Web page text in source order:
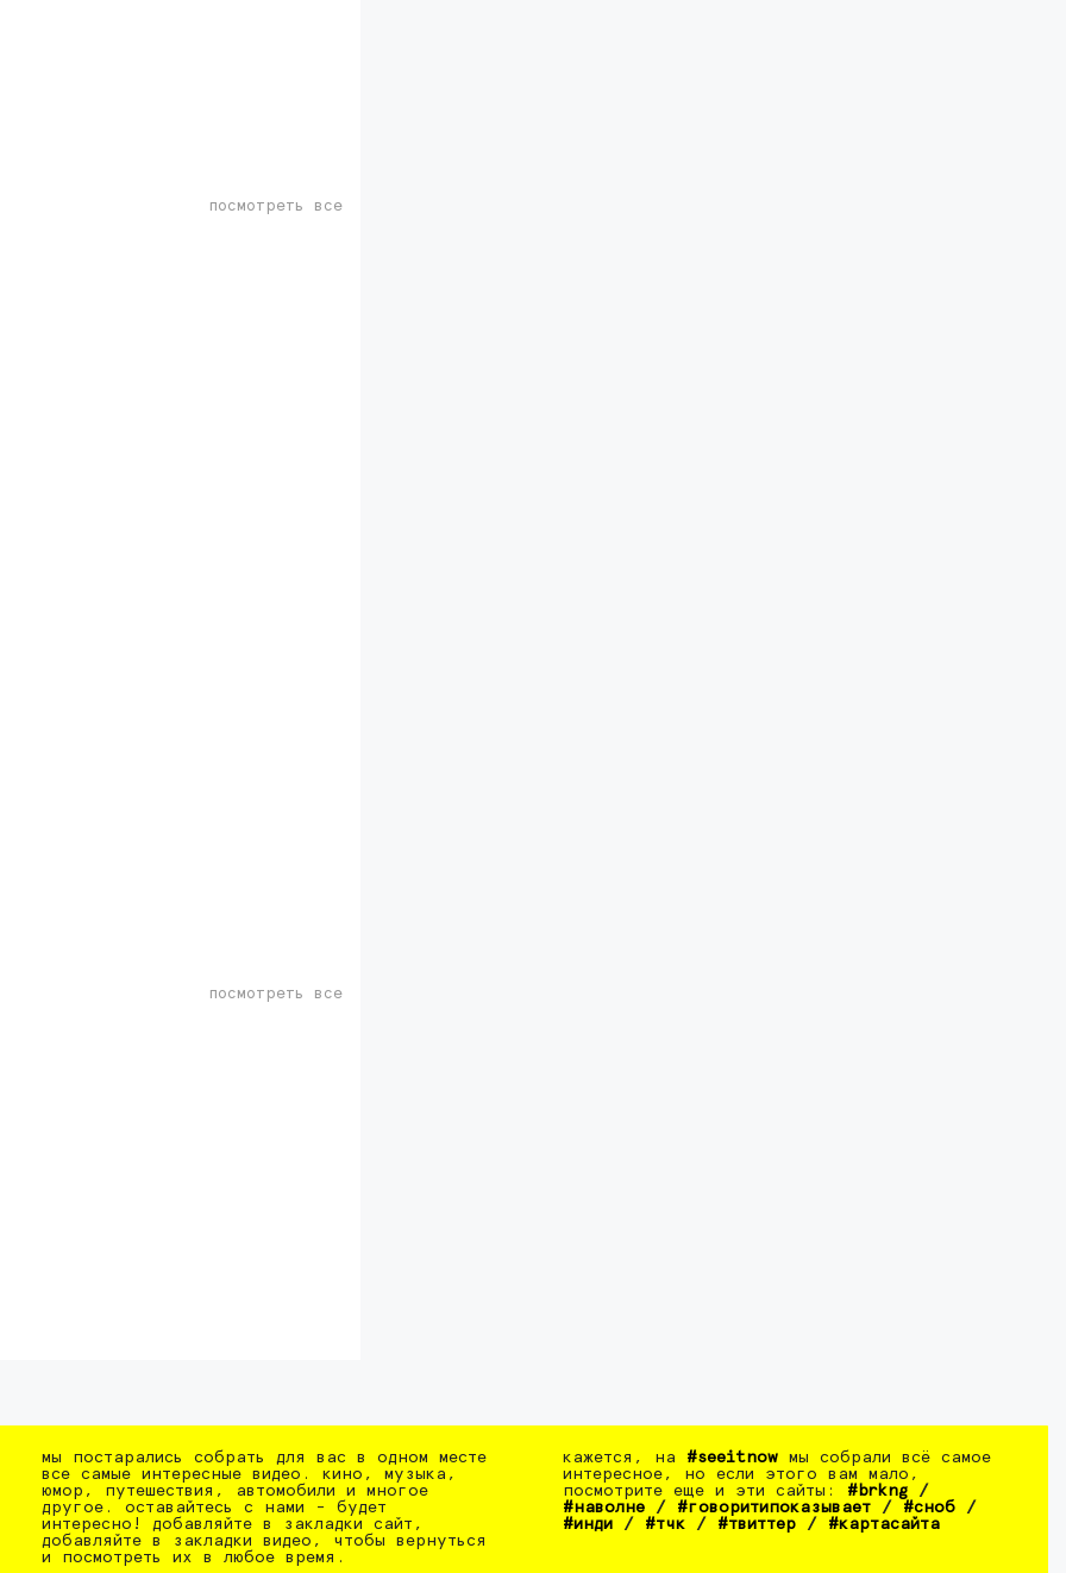
посмотреть все
посмотреть все
мы постарались собрать для вас в одном месте
все самые интересные видео. кино, музыка,
юмор, путешествия, автомобили и многое
другое. оставайтесь с нами - будет
интересно! добавляйте в закладки сайт,
добавляйте в закладки видео, чтобы вернуться
и посмотреть их в любое время.
кажется, на #seeitnow мы собрали всё самое
интересное, но если этого вам мало,
посмотрите еще и эти сайты: #brkng /
#наволне / #говоритипоказывает / #сноб /
#инди / #тчк / #твиттер / #картасайта